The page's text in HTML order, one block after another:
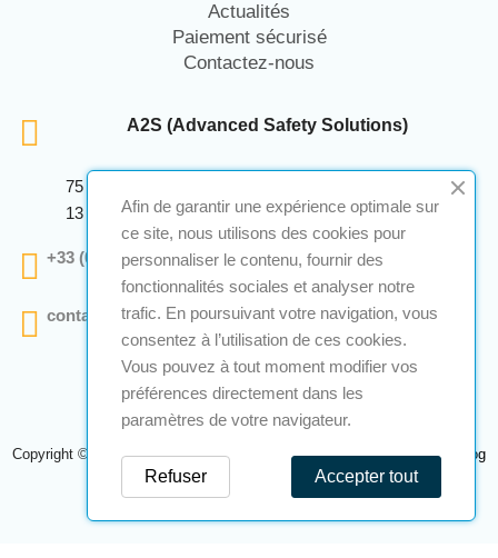
Actualités
Paiement sécurisé
Contactez-nous
A2S (Advanced Safety Solutions)
75 Avenue Marcellin Berthelot Anthelios Bâtiment E
13 290 Aix En Provence
+33 (0)4 12 28 00 69
contact@a2s-atex.com
Copyright © 2026 A2S Atex. Tous droits réservés. Une réalisationNavilog
Afin de garantir une expérience optimale sur
ce site, nous utilisons des cookies pour
personnaliser le contenu, fournir des
fonctionnalités sociales et analyser notre
trafic. En poursuivant votre navigation, vous
consentez à l’utilisation de ces cookies.
Vous pouvez à tout moment modifier vos
préférences directement dans les
paramètres de votre navigateur.
Accepter tout
Refuser